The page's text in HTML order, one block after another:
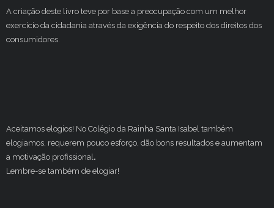
A criação deste livro teve por base a preocupação com um melhor
exercício da cidadania através da exigência do respeito dos direitos dos
consumidores.
Aceitamos elogios! No Colégio da Rainha Santa Isabel também
elogiamos, requerem pouco esforço, dão bons resultados e aumentam
a motivação profissional.
Lembre-se também de elogiar!